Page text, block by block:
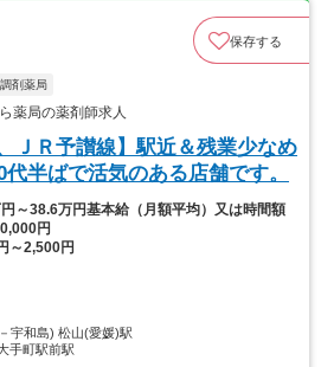
保存する
調剤薬局
薬局の薬剤師求人
ＪＲ予讃線】駅近＆残業少なめ
半ばで活気のある店舗です。
円～38.6万円基本給（月額平均）又は時間額
円
～2,500円
宇和島) 松山(愛媛)駅
手町駅前駅